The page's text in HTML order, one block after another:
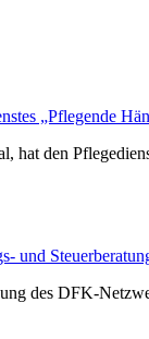
„Pflegende
den
des DFK-